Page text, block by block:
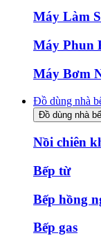
Máy Làm
Máy Phun
Máy Bơm
Đồ dùng nhà
Đồ dùng nhà
Nồi chiên
Bếp từ
Bếp hồng
Bếp gas